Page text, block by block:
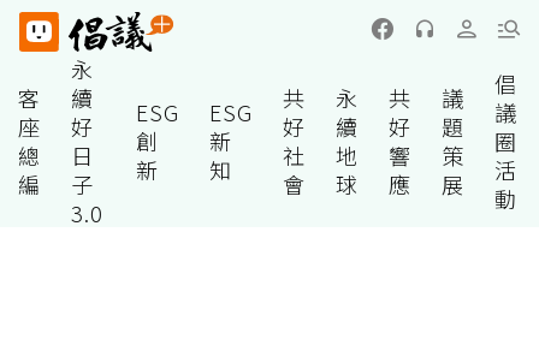
客
座
總
編
永
續
好
日
子
3.0
ESG
創
新
ESG
新
知
共
好
社
會
永
續
地
球
共
好
響
應
議
題
策
展
倡
議
圈
活
動